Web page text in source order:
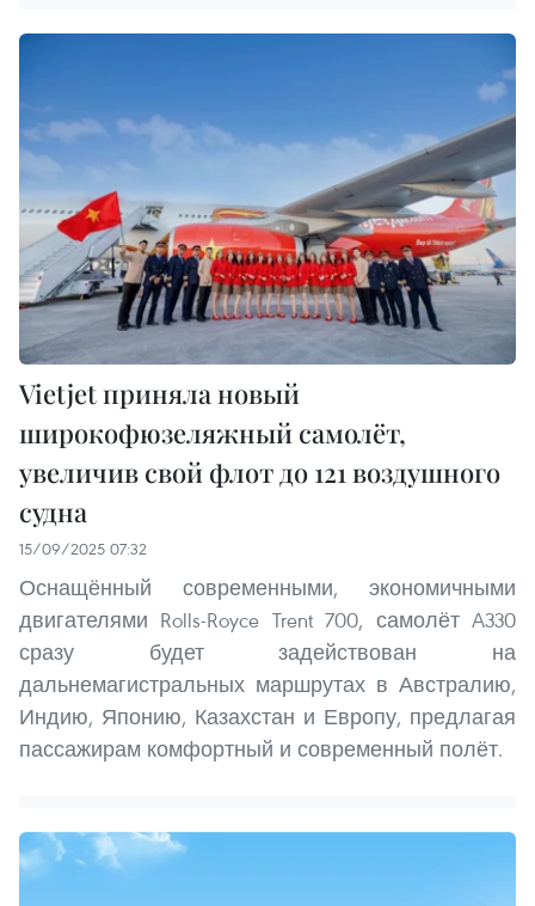
Vietjet приняла новый
широкофюзеляжный самолёт,
увеличив свой флот до 121 воздушного
судна
15/09/2025 07:32
Оснащённый современными, экономичными
двигателями Rolls-Royce Trent 700, самолёт A330
сразу будет задействован на
дальнемагистральных маршрутах в Австралию,
Индию, Японию, Казахстан и Европу, предлагая
пассажирам комфортный и современный полёт.